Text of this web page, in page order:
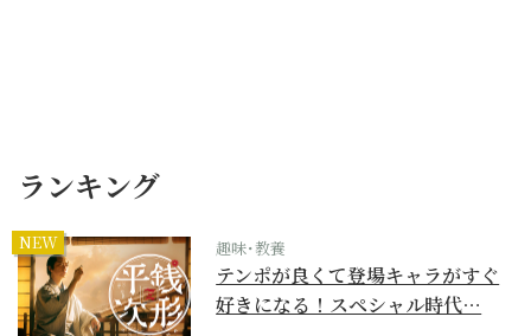
ランキング
NEW 趣味･教養
テンポが良くて登場キャラがすぐ
好きになる！スペシャル時代…